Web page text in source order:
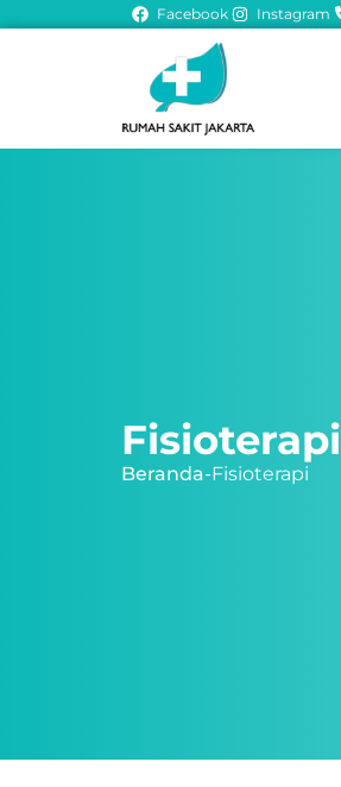
Facebook Instagram
Fisioterapi
Beranda-Fisioterapi